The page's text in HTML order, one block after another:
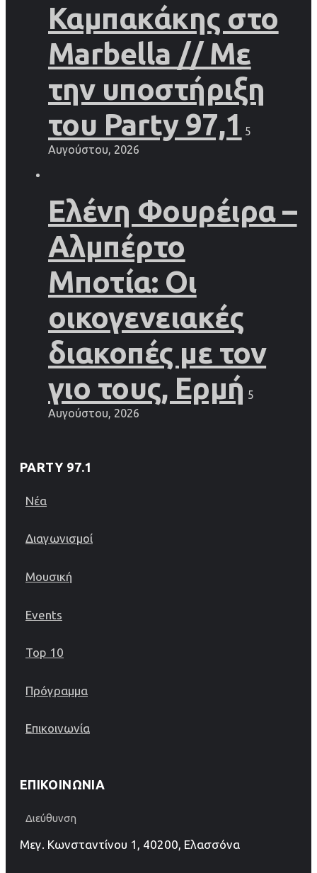
Καμπακάκης στο
Marbella // Με
την υποστήριξη
του Party 97,1
5
Αυγούστου, 2026
Ελένη Φουρέιρα –
Αλμπέρτο
Μποτία: Οι
οικογενειακές
διακοπές με τον
γιο τους, Ερμή 5
Αυγούστου, 2026
PARTY 97.1
Νέα
Διαγωνισμοί
Μουσική
Events
Top 10
Πρόγραμμα
Επικοινωνία
ΕΠΙΚΟΙΝΩΝΊΑ
Διεύθυνση
Μεγ. Κωνσταντίνου 1, 40200, Ελασσόνα